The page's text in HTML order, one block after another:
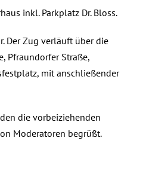
inkl. Parkplatz Dr. Bloss.
Der Zug verläuft über die
Pfraundorfer Straße,
mit anschließender
die vorbeiziehenden
Moderatoren begrüßt.